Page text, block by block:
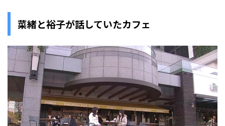
菜緒と裕子が話していたカフェ